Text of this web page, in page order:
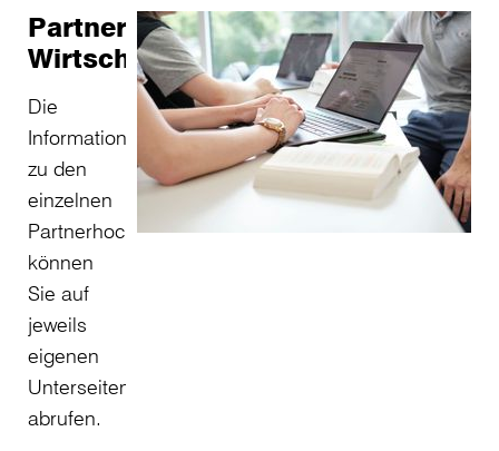
Partnerhochschulen
Wirtschaftsrecht
Die
Informationen
zu den
einzelnen
Partnerhochschulen
können
Sie auf
jeweils
eigenen
Unterseiten
abrufen.